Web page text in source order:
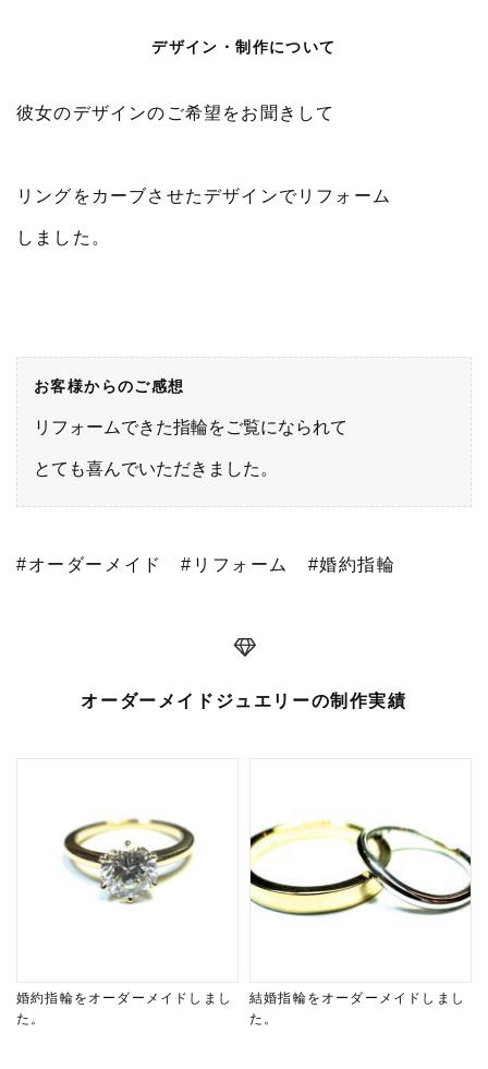
デザイン・制作について
彼女のデザインのご希望をお聞きして
リングをカーブさせたデザインでリフォーム
しました。
お客様からのご感想
リフォームできた指輪をご覧になられて
とても喜んでいただきました。
#オーダーメイド #リフォーム #婚約指輪
オーダーメイドジュエリーの制作実績
婚約指輪をオーダーメイドしまし
た。
結婚指輪をオーダーメイドしまし
た。